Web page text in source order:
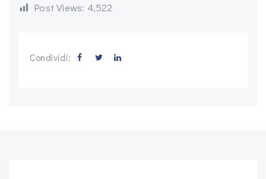
Post Views: 4,522
Condividi: